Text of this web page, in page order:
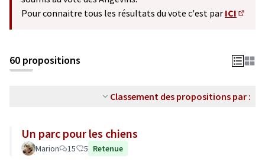
Pour connaitre tous les résultats du vote c'est par ICI
60 propositions
Classement des propositions par :
Un parc pour les chiens
Marion 15 5 Retenue